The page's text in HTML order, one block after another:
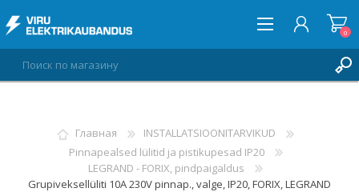
ВОЙТИ
СПИСОК ПОЖЕЛАНИЙ 0
0
Главная
INSTALLATSIOONITARVIKUD
Pinnapealsed lülitid ja pistikupesad IP20
LEGRAND - FORIX, pindpaigaldus
Grupiveksellüliti 10A 230V pinnap., valge, IP20, FORIX, LEGRAND